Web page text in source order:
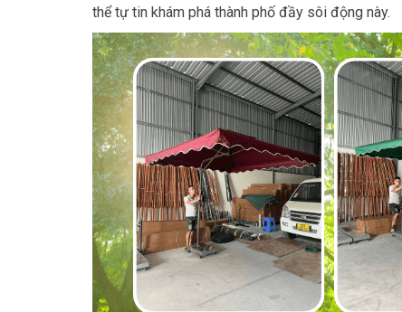
thể tự tin khám phá thành phố đầy sôi động này.